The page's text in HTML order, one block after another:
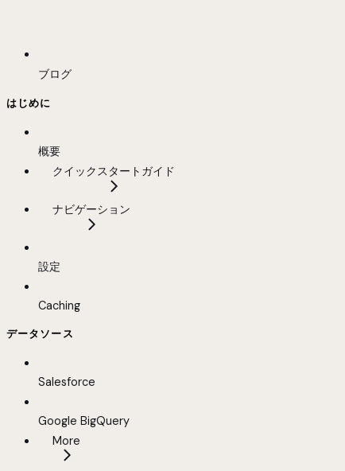
ブログ
はじめに
概要
クイックスタートガイド
ナビゲーション
設定
Caching
データソース
Salesforce
Google BigQuery
More